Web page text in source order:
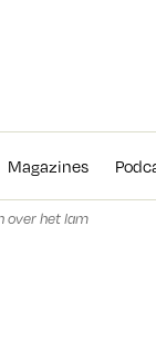
Magazines
over het lam